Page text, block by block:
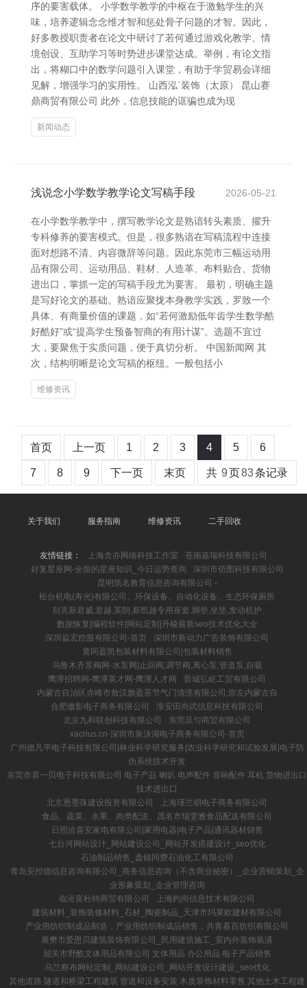
序的要害载体。 小学数学教学的中枢在于激勉学生的兴
味，培养逻辑念念维才智和惩处骨子问题的才智。因此，
好多教授职责者在论文中研讨了若何通过游戏化教学、情
境创设、互助学习等时势进步课堂达成。举例，有论文指
出，将糊口中的数学问题引入课堂，有助于学贸易会详细
见解，增强学习的实用性。 山西泓`装饰（太原） 昆山赛
鼎商贸有限公司 此外，信息技能的诓骗也成为现
新闻动态
浅说念小学数学教学论文写稿手段 2026-05-21
在小学数学教学中，撰写教学论文是熟谙转头素质、擢升
专科修养的要害模式。但是，很多熟谙在写稿流程中连接
面对想路不清、内容微辞等问题。因此东莞市三幅运动用
品有限公司、运动用品、鞋材、人造革、布料贴合、货物
进出口，掌抓一定的写稿手段尤为要害。 最初，明确主题
是写好论文的基础。熟谙应聚拢本身教学实践，罗致一个
具体、有商量价值的课题，如“若何激励低年齿学生数学酷
好酷好”或“提高学生预备智商的有用计谋”。选题不宜过
大，要聚焦于实质问题，便于真切分析。 中国新闻网 其
次，结构明晰是论文写稿的枢纽。一般包括小
维修资讯
首页 上一页 1 2 3 4 5 6
7 8 9 下一页 末页 共 9页83条记录
关于我们 服务指南 维修资讯 二手回收
友情链接： 上海含亦网络科技工作室
苍南嘉瑞科技有限公司
好复星座网-全面的星座知识_今日运势查询
深圳市佰图科技有限公司
昆明筑名教育信息咨询有限公司 -
松台机电(寿光)有限公司、环保设备、自动化设备、生态环保厕所
别克新君威,君越,英朗,新凯越专用座套,脚垫,坐垫,发动机护
数据恢复|编程软件|网站定制|丹棱最新seo技术优化大全
深圳焱宏控股有限公司-首页
深圳市新动力广告装饰有限公司
黄冈盈凯包装材料有限公司|包装材料销售
乌鲁木齐泵阀网-水泵网|止回阀,调节阀,离心泵,管道泵,自吸
鹰潭招聘网-鹰潭英才网-鹰潭人才网
晋城弘屹工贸有限公司
内蒙古自治区赤峰市敖汉旗盈茶节气门清洗有限公司,崇左内蒙古自
合肥傲影电子商务有限公司
淮安田尚武信息科技有限公司
北京九和联创科技有限公司
东莞旦匀商贸有限公司
xacrius.cn-深圳市泉泳湖电子商务有限公司-首页
广州德凡平电子科技有限公司|林业科学研究服务|农业科学研究和试验发展|电子防
伪系统技术开发
东莞市喜一贝电子科技有限公司 电子产品 喇叭 电声配件 音响配件 耳机 货物进出口
技术进出口
北京恩墨珠建设投资有限公司
上海瑾兰胡电子商务有限公司
食品、蔬菜、水果、肉类配送、茂名市瑞雯雅食品配送有限公司
日照洽喜安家电有限公司|家用电器|电子产品|通讯器材销售
七台河网站设计_网站建设公司_网站开发搭建设计_seo优化
石油制品销售_盘锦同费石油化工有限公司
青岛安控德信息咨询有限公司_商务信息咨询（不含商业秘密）_企业营销策划_企
业形象策划_企业管理咨询
临沧富杜特商贸有限公司
上海灼尚信息技术有限公司
建筑材料_装饰装修材料_石材_陶瓷制品_天津市玛莱欧建材有限公司
产业用纺织制成品制造，产业用纺织制成品销售，共青暮百纺织有限公司
襄樊市爱恩贝建筑装饰有限公司_民用建筑施工_室内外装饰装潢
韶关市野酷文体用品有限公司 文体用品 办公用品 电子产品销售
乌兰察布网站定制_网站建设公司_网站开发设计建设_seo优化
其他道路 隧道和桥梁工程建筑 管道和设备安装 木质装饰材料零售 其他土木工程建